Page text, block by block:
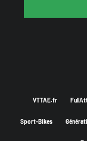
VTTAE.fr
Sport-Bikes